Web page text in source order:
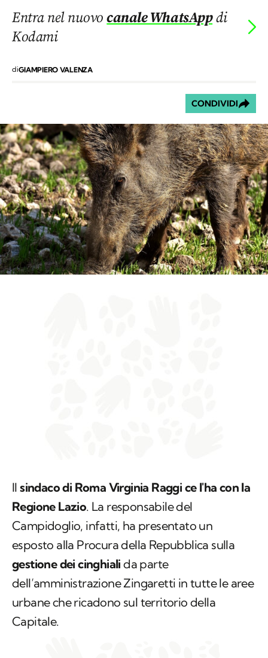
Entra nel nuovocanale WhatsAppdi
Kodami
diGIAMPIERO VALENZA
CONDIVIDI
Ilsindaco di Roma Virginia Raggi ce l'ha con la
Regione Lazio. La responsabile del
Campidoglio, infatti, ha presentato un
esposto alla Procura della Repubblica sulla
gestione dei cinghiali da parte
dell’amministrazione Zingaretti in tutte le aree
urbane che ricadono sul territorio della
Capitale.